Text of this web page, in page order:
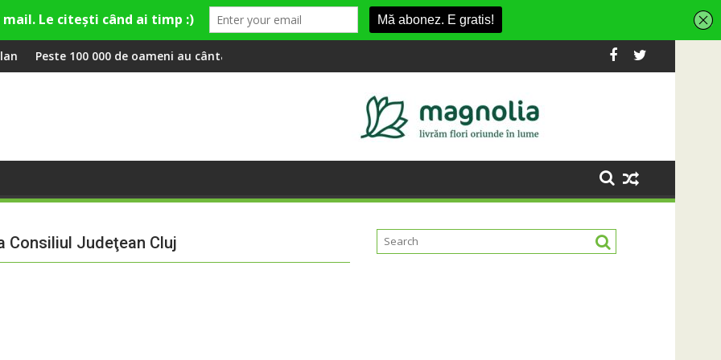
și Theo Rose și comercianți români parteneri, în premieră la Fashion Village
oameni au cântat, la Untold, împreună cu StingRIVUS transformă fosta platformă Carbochim într-un nou centru cultural și de
Când luna devine o întrebare
Consiliul Judeţean Cluj